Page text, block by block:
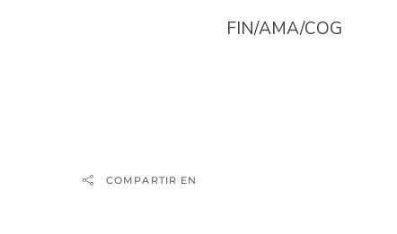
FIN/AMA/COG
COMPARTIR EN